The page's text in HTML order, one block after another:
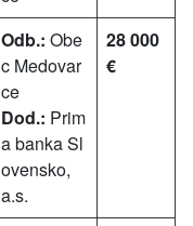
Odb.: Obe
c Medovar
ce
Dod.: Prim
a banka Sl
ovensko,
a.s.
28 000
€